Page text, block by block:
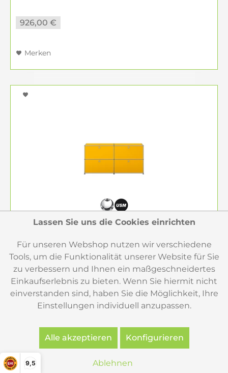
9,5
926,00 €
Merken
USM Haller Sideboard gelb 2x2 4 Klapptüren
Dieses USM Haller Sideboard in gelb ist die richtige
Wahl, wenn Sie ein hochwertiges Stauraummöbel mit
klarer Formensprache und frischer, ausdrucksstarker
Farbwirkung suchen. Die 4 Klapptüren sorgen für eine
ruhige, geschlossene Front,...
Merken
Lassen Sie uns die Cookies einrichten
Für unseren Webshop nutzen wir verschiedene
Tools, um die Funktionalität unserer Website für Sie
zu verbessern und Ihnen ein maßgeschneidertes
Einkaufserlebnis zu bieten. Wenn Sie hiermit nicht
einverstanden sind, haben Sie die Möglichkeit, Ihre
Einstellungen individuell anzupassen.
Alle akzeptieren Konfigurieren
Ablehnen